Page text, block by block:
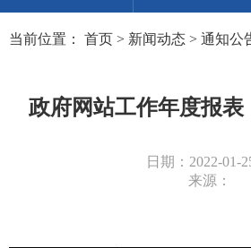
当前位置： 首页 > 新闻动态 > 通知公
政府网站工作年度报表
日期：2022-01-
来源：